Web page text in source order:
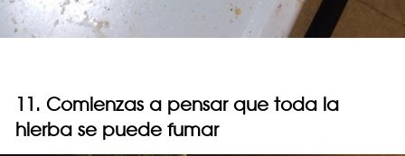
11. Comienzas a pensar que toda la
hierba se puede fumar